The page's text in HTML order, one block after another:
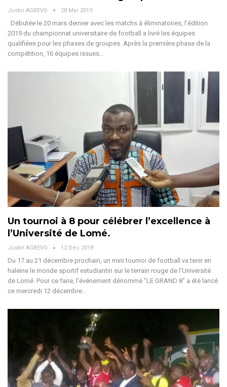
Justin AGBEVO 28 Mar 2019
Débutée le 20 mars dernier avec les matchs à éliminatoires, l'édition
2019 du championnat universitaire de football a livré les équipes
qualifiées pour les phases de groupes. Après la première phase de la
compétition, 16 équipes issues…
Un tournoi à 8 pour célébrer l’excellence à
l’Université de Lomé.
Justin AGBEVO 12 Déc 2018
Du 17 au 21 décembre prochain, un mini tournoi de football va tenir en
haleine le monde sportif estudiantin sur le terrain rouge de l'Université
de Lomé. Pour ce faire, l'événement dénommé "LE GRAND 8" a été lancé
ce mercredi 12 décembre…